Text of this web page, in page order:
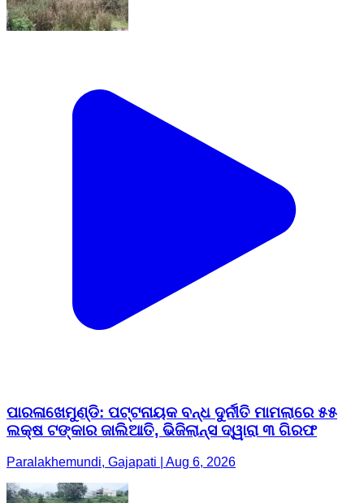
ପାରଳାଖେମୁଣ୍ଡି: ପଟ୍ଟନାୟକ ବନ୍ଧ ଦୁର୍ନୀତି ମାମଲାରେ ୫୫
ଲକ୍ଷ ଟଙ୍କାର ଜାଲିଆତି, ଭିଜିଲାନ୍ସ ଦ୍ୱାରା ୩ ଗିରଫ
Paralakhemundi, Gajapati | Aug 6, 2026